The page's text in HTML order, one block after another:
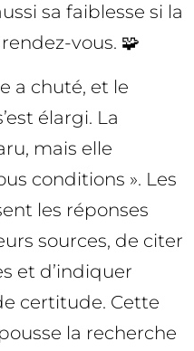
sa faiblesse si la
vous. 🧩
a chuté, et le
élargi. La
mais elle
conditions ». Les
les réponses
sources, de citer
et d’indiquer
certitude. Cette
la recherche